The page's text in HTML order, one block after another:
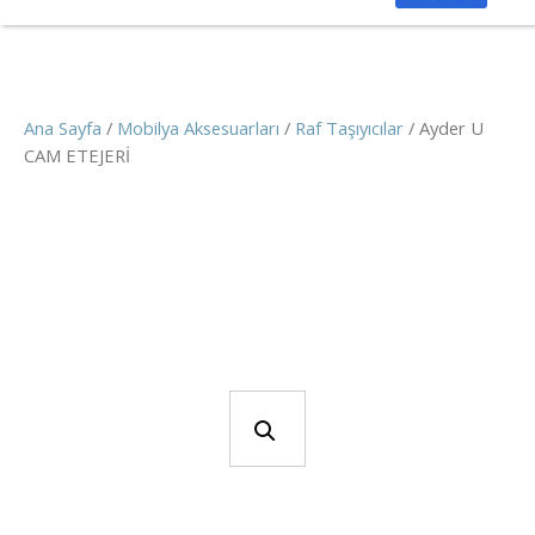
Ana Sayfa / Mobilya Aksesuarları / Raf Taşıyıcılar / Ayder U
CAM ETEJERİ